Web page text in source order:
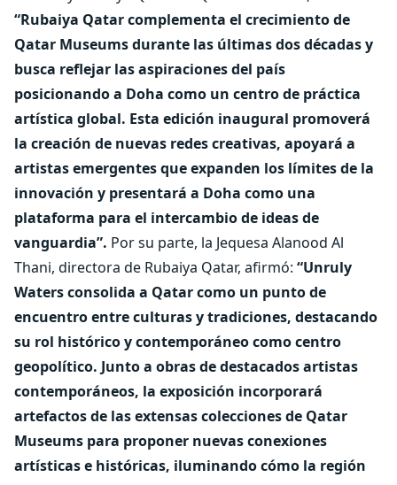
“Rubaiya Qatar complementa el crecimiento de
Qatar Museums durante las últimas dos décadas y
busca reflejar las aspiraciones del país
posicionando a Doha como un centro de práctica
artística global. Esta edición inaugural promoverá
la creación de nuevas redes creativas, apoyará a
artistas emergentes que expanden los límites de la
innovación y presentará a Doha como una
plataforma para el intercambio de ideas de
vanguardia”. Por su parte, la Jequesa Alanood Al
Thani, directora de Rubaiya Qatar, afirmó: “Unruly
Waters consolida a Qatar como un punto de
encuentro entre culturas y tradiciones, destacando
su rol histórico y contemporáneo como centro
geopolítico. Junto a obras de destacados artistas
contemporáneos, la exposición incorporará
artefactos de las extensas colecciones de Qatar
Museums para proponer nuevas conexiones
artísticas e históricas, iluminando cómo la región